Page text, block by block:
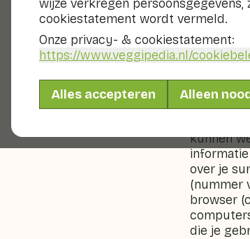
wijze verkregen persoonsgegevens,
cookiestatement wordt vermeld.
Onze privacy- & cookiestatement:
https://www.veggipedia.nl/
Alles accepteren Alleen
Privacy
door te
1. Wie is
2. Welke
Om de
kunnen
over je
(nummer
browser
die je